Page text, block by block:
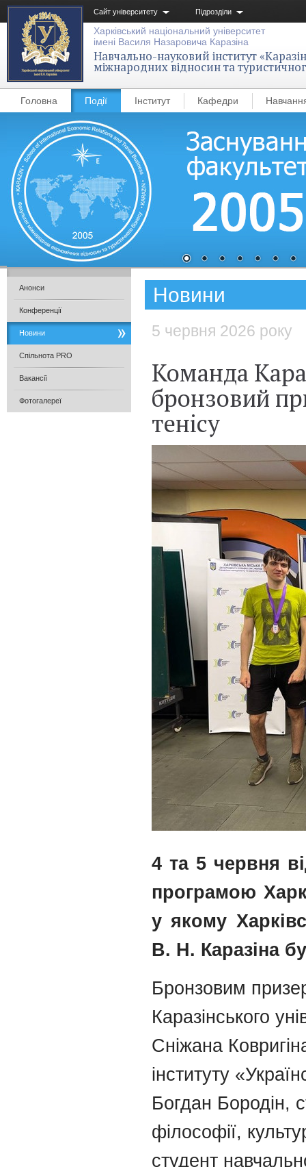
Сайт університету Підрозділи
Харківський національний університет
імені Василя Назаровича Каразіна
Навчально-науковий інститут
міжнародних відносин та
Головна Події Інститут Кафедри
Новини
5 червня 2026 року
Команда
бронзовий
тенісу
4 та 5 червня
програмою
у якому
В. Н. Каразіна
Бронзовим
Каразінського
Сніжана
інституту
Богдан Бородін,
філософії,
студент
Анонси
Конференції
Новини
Спільнота PRO
Вакансії
Фотогалереї